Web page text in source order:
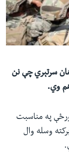
سرتېري چې نن
وي.
په مناسبت
وسله وال